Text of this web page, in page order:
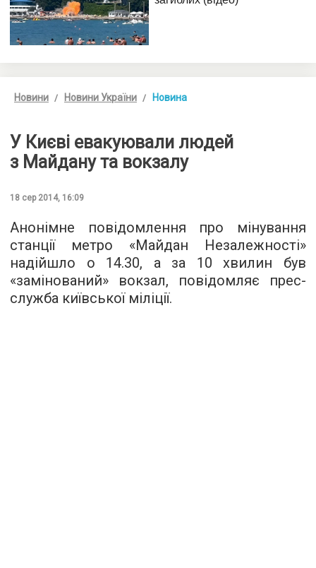
Новини Новини України Новина
У Києві евакуювали людей
з Майдану та вокзалу
18 сер 2014, 16:09
Анонімне повідомлення про мінування
станції метро «Майдан Незалежності»
надійшло о 14.30, а за 10 хвилин був
«замінований» вокзал, повідомляє прес-
служба київської міліції.